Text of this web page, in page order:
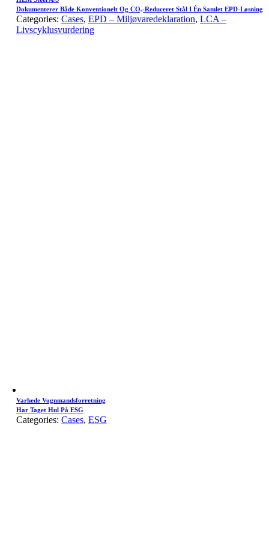
Dokumenterer Både Konventionelt Og CO₂-Reduceret Stål I Én Samlet EPD-Løsning
Categories: Cases, EPD – Miljøvaredeklaration, LCA –
Livscyklusvurdering
Varhede Vognmandsforretning
Har Taget Hul På ESG
Categories: Cases, ESG